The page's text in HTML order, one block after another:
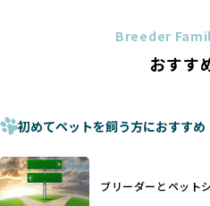
法令レベルの最低基準にとどま
ものに過ぎず、ワンちゃんの心
少なくなく、消費者にとって選
さらに、書類審査のみで掲載が
際の飼育環境やブリーダーの姿
す。こうしたサイトでは、ブリ
に断尾（しっぽを切る）や断耳
ことがあります。
これは痛みを伴う処置で、ワン
手段でもあるため、切断される
ヨーロッパ諸国ではこうした処
日本ではいまだ行われる場合が
優良ブリーダーは動物福祉を優
Breeder
おすす
初めてペットを飼う方におすすめ
ブリーダーとペット